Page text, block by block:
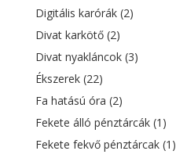
Digitális karórák (2)
Divat karkötő (2)
Divat nyakláncok (3)
Ékszerek (22)
Fa hatású óra (2)
Fekete álló pénztárcák (1)
Fekete fekvő pénztárcak (1)